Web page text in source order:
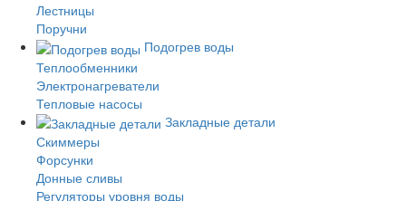
Лестницы
Поручни
Подогрев воды
Теплообменники
Электронагреватели
Тепловые насосы
Закладные детали
Скиммеры
Форсунки
Донные сливы
Регуляторы уровня воды